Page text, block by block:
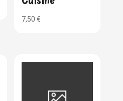
7,50€